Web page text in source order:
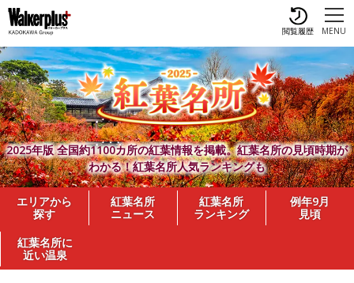
MENU
閲覧履歴
2025年版 全国約1100カ所の紅葉情報を掲載。紅葉名所の見頃時期が
わかる！紅葉名所人気ランキングも
エリアから
探す
紅葉名所
ニュース
紅葉名所
ランキング
例年9月
見頃
紅葉名所に
近い温泉